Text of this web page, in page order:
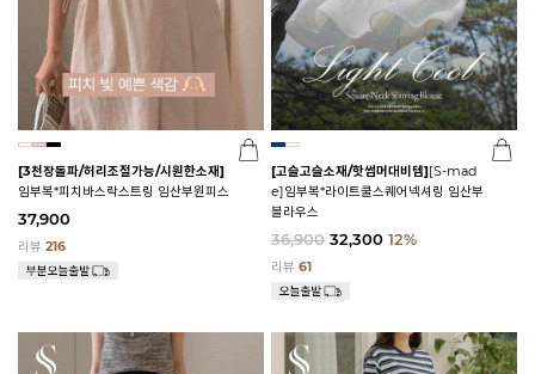
[3천장돌파/허리조절가능/시원한소재]
임부복*피치바스락스트링 임산부원피스
37,900
리뷰 216
[고슬고슬소재/핫썸머대비템][S-mad
e]임부복*라이트쿨스퀘어넥셔링 임산부
블라우스
36,900 32,300 12%
리뷰 61